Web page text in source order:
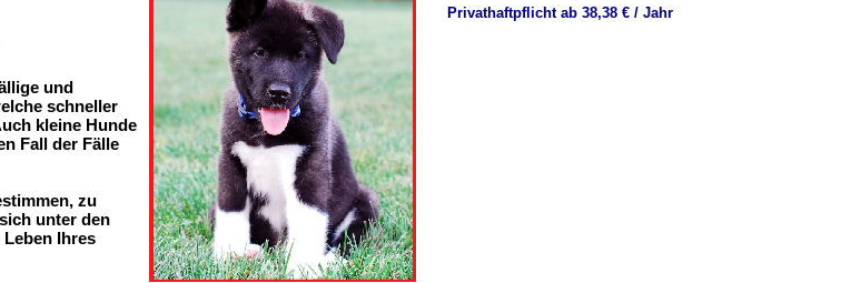
und
schneller
kleine Hunde
Fall der Fälle
zu
unter den
Ihres
Privathaftpflicht ab 38,38 € / Jahr